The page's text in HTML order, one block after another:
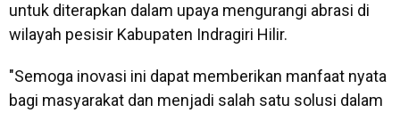
untuk diterapkan dalam upaya mengurangi abrasi di
wilayah pesisir Kabupaten Indragiri Hilir.
"Semoga inovasi ini dapat memberikan manfaat nyata
bagi masyarakat dan menjadi salah satu solusi dalam